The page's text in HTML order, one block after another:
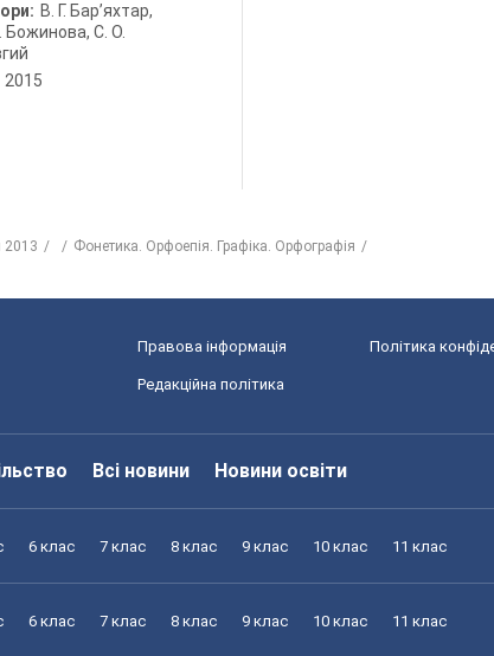
В. Г. Бар’яхтар,
Божинова, С. О.
2015
2013
Фонетика. Орфоепія. Графіка. Орфографія
Правова інформація Політика
Редакційна політика
Всі новини Новини освіти
6 клас 7 клас 8 клас 9 клас 10 клас 11 клас
6 клас 7 клас 8 клас 9 клас 10 клас 11 клас